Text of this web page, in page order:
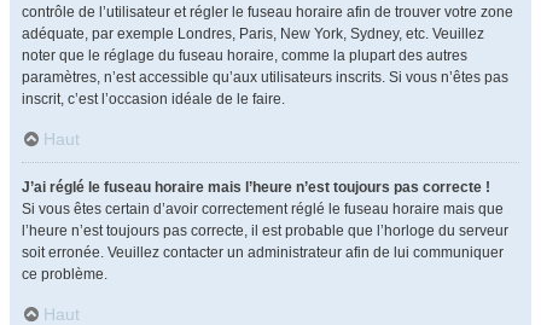
contrôle de l’utilisateur et régler le fuseau horaire afin de trouver votre zone
adéquate, par exemple Londres, Paris, New York, Sydney, etc. Veuillez
noter que le réglage du fuseau horaire, comme la plupart des autres
paramètres, n’est accessible qu’aux utilisateurs inscrits. Si vous n’êtes pas
inscrit, c’est l’occasion idéale de le faire.
Haut
J’ai réglé le fuseau horaire mais l’heure n’est toujours pas correcte !
Si vous êtes certain d’avoir correctement réglé le fuseau horaire mais que
l’heure n’est toujours pas correcte, il est probable que l’horloge du serveur
soit erronée. Veuillez contacter un administrateur afin de lui communiquer
ce problème.
Haut